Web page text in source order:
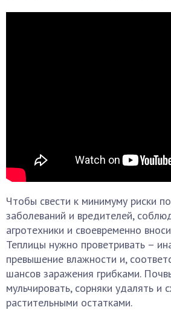
Чтобы свести к минимуму риски
заболеваний и вредителей,
агротехники и своевременно
Теплицы нужно проветривать –
превышение влажности и,
шансов заражения грибками.
мульчировать, сорняки удалять и
растительными остатками.